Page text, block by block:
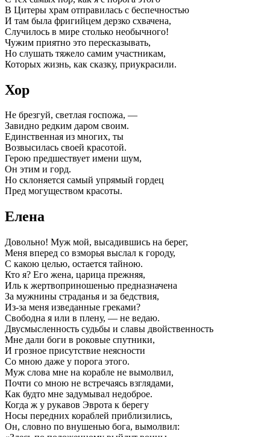
В Цитеры храм отправилась с беспечностью
И там была фригийцем дерзко схвачена,
Случилось в мире столько необычного!
Чужим приятно это пересказывать,
Но слушать тяжело самим участникам,
Которых жизнь, как сказку, приукрасили.
Хор
Не брезгуй, светлая госпожа, —
Завидно редким даром своим.
Единственная из многих, ты
Возвысилась своей красотой.
Герою предшествует имени шум,
Он этим и горд.
Но склоняется самый упрямый гордец
Пред могуществом красоты.
Елена
Довольно! Муж мой, высадившись на берег,
Меня вперед со взморья выслал к городу,
С какою целью, остается тайною.
Кто я? Его жена, царица прежняя,
Иль к жертвоприношенью предназначена
За мужнины страданья и за бедствия,
Из-за меня изведанные греками?
Свободна я или в плену, — не ведаю.
Двусмысленность судьбы и славы двойственность
Мне дали боги в роковые спутники,
И грозное присутствие неясности
Со мною даже у порога этого.
Муж слова мне на корабле не вымолвил,
Почти со мною не встречаясь взглядами,
Как будто мне задумывал недоброе.
Когда ж у рукавов Эврота к берегу
Носы передних кораблей приблизились,
Он, словно по внушенью бога, вымолвил: